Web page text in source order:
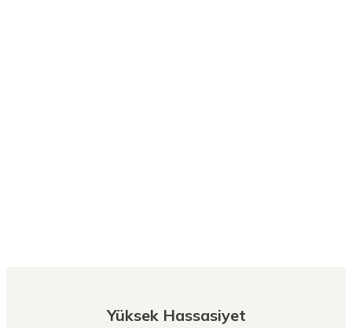
Yüksek Hassasiyet